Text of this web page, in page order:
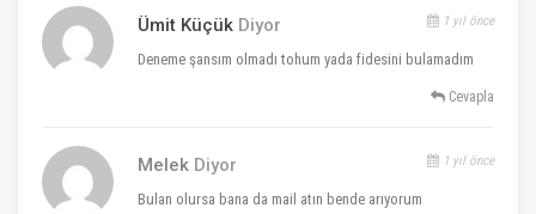
Ümit Küçük Diyor 1 yıl önce
Deneme şansım olmadı tohum yada fidesini bulamadım
Cevapla
Melek Diyor 1 yıl önce
Bulan olursa bana da mail atın bende arıyorum